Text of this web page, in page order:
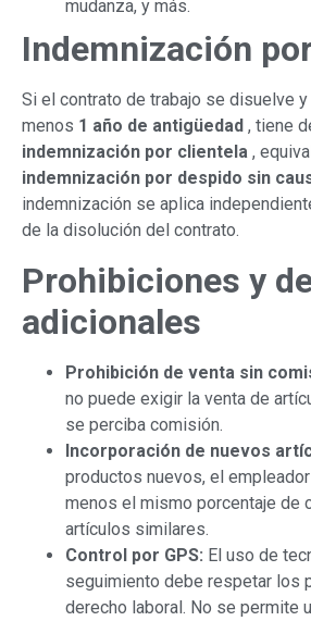
mudanza, y más.
Indemnización
Si el contrato de trabajo se disuelve y
menos 1 año de antigüedad , tiene
indemnización por clientela ,
indemnización por despido sin
indemnización se aplica
de la disolución del contrato.
Prohibiciones y
adicionales
Prohibición de venta sin
no puede exigir la venta de
se perciba comisión.
Incorporación de nuevos
productos nuevos, el
menos el mismo porcentaje de
artículos similares.
Control por GPS: El uso de
seguimiento debe respetar los
derecho laboral. No se permite